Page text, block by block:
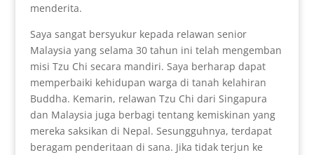
menderita.
Saya sangat bersyukur kepada relawan senior
Malaysia yang selama 30 tahun ini telah mengemban
misi Tzu Chi secara mandiri. Saya berharap dapat
memperbaiki kehidupan warga di tanah kelahiran
Buddha. Kemarin, relawan Tzu Chi dari Singapura
dan Malaysia juga berbagi tentang kemiskinan yang
mereka saksikan di Nepal. Sesungguhnya, terdapat
beragam penderitaan di sana. Jika tidak terjun ke